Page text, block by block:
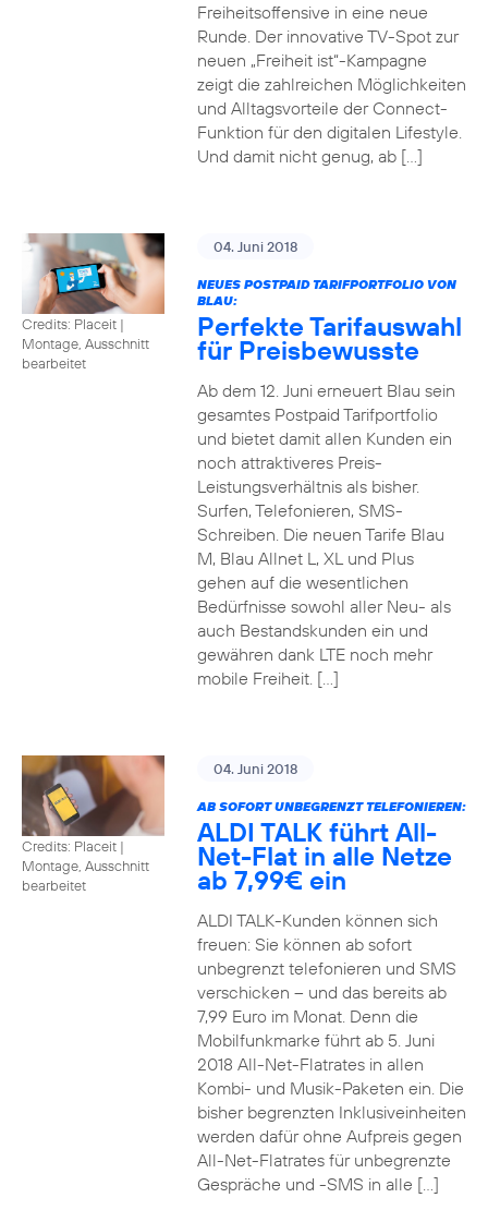
Freiheitsoffensive in eine neue
Runde. Der innovative TV-Spot zur
neuen „Freiheit ist“-Kampagne
zeigt die zahlreichen Möglichkeiten
und Alltagsvorteile der Connect-
Funktion für den digitalen Lifestyle.
Und damit nicht genug, ab […]
Credits: Placeit |
Montage, Ausschnitt
bearbeitet
04. Juni 2018
NEUES POSTPAID TARIFPORTFOLIO VON
BLAU:
Perfekte Tarifauswahl
für Preisbewusste
Ab dem 12. Juni erneuert Blau sein
gesamtes Postpaid Tarifportfolio
und bietet damit allen Kunden ein
noch attraktiveres Preis-
Leistungsverhältnis als bisher.
Surfen, Telefonieren, SMS-
Schreiben. Die neuen Tarife Blau
M, Blau Allnet L, XL und Plus
gehen auf die wesentlichen
Bedürfnisse sowohl aller Neu- als
auch Bestandskunden ein und
gewähren dank LTE noch mehr
mobile Freiheit. […]
Credits: Placeit |
Montage, Ausschnitt
bearbeitet
04. Juni 2018
AB SOFORT UNBEGRENZT TELEFONIEREN:
ALDI TALK führt All-
Net-Flat in alle Netze
ab 7,99€ ein
ALDI TALK-Kunden können sich
freuen: Sie können ab sofort
unbegrenzt telefonieren und SMS
verschicken – und das bereits ab
7,99 Euro im Monat. Denn die
Mobilfunkmarke führt ab 5. Juni
2018 All-Net-Flatrates in allen
Kombi- und Musik-Paketen ein. Die
bisher begrenzten Inklusiveinheiten
werden dafür ohne Aufpreis gegen
All-Net-Flatrates für unbegrenzte
Gespräche und -SMS in alle […]